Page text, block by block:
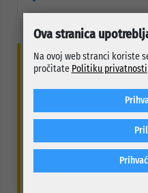
KONTAKT SLUŽBE
Pomoćnik
načelnika:
Za informacije iz
zaštitu možete se
Ova stranica
Na ovoj web stranci koriste
pročitate Politiku privatnosti